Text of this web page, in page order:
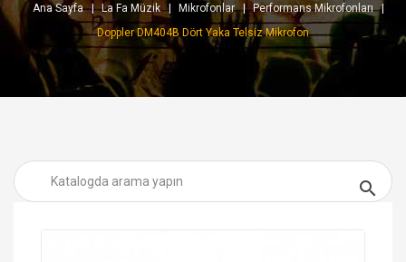
Ana Sayfa La Fa Müzik Mikrofonlar
Performans Mikrofonları
Doppler DM404B Dört Yaka Telsiz Mikrofon
